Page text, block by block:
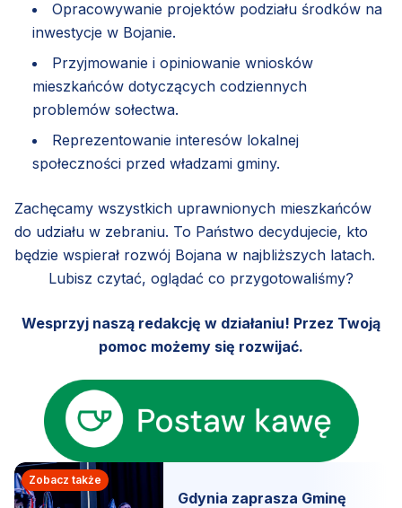
Opracowywanie projektów podziału środków na
inwestycje w Bojanie.
Przyjmowanie i opiniowanie wniosków
mieszkańców dotyczących codziennych
problemów sołectwa.
Reprezentowanie interesów lokalnej
społeczności przed władzami gminy.
Zachęcamy wszystkich uprawnionych mieszkańców
do udziału w zebraniu. To Państwo decydujecie, kto
będzie wspierał rozwój Bojana w najbliższych latach.
Lubisz czytać, oglądać co przygotowaliśmy?
Wesprzyj naszą redakcję w działaniu! Przez Twoją
pomoc możemy się rozwijać.
Zobacz także
Gdynia zaprasza Gminę